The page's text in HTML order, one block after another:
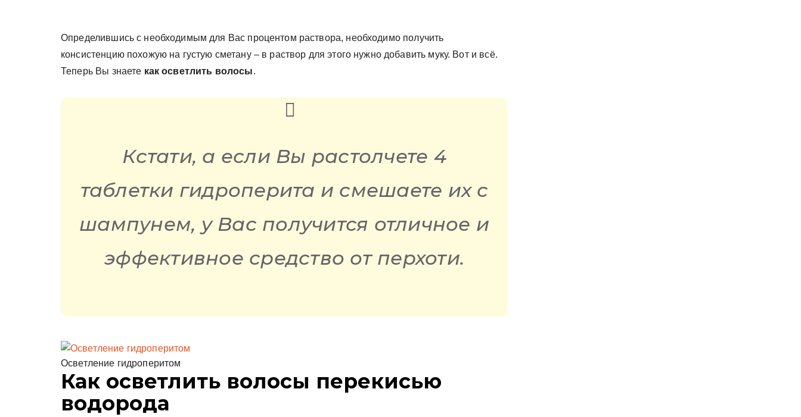
Определившись с необходимым для Вас процентом раствора, необходимо получить
консистенцию похожую на густую сметану – в раствор для этого нужно добавить муку. Вот и всё.
Теперь Вы знаете как осветлить волосы.
Кстати, а если Вы растолчете 4
таблетки гидроперита и смешаете их с
шампунем, у Вас получится отличное и
эффективное средство от перхоти.
Осветление гидроперитом
Как осветлить волосы перекисью
водорода